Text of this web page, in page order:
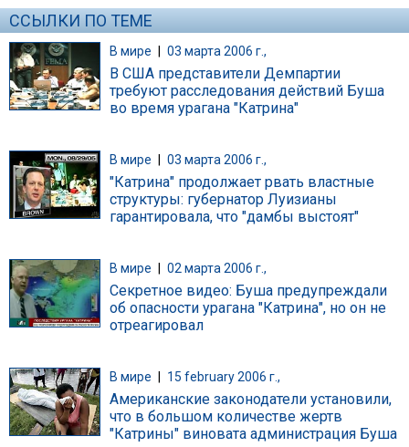
ССЫЛКИ ПО ТЕМЕ
В мире | 03 марта 2006 г.,
В США представители Демпартии
требуют расследования действий Буша
во время урагана "Катрина"
В мире 03 марта 2006 г.,
"Катрина" продолжает рвать властные
структуры: губернатор Луизианы
гарантировала, что "дамбы выстоят"
В мире 02 марта 2006 г.,
Секретное видео: Буша предупреждали
об опасности урагана "Катрина", но он не
отреагировал
В мире 15 february 2006 г.,
Американские законодатели установили,
что в большом количестве жертв
"Катрины" виновата администрация Буша